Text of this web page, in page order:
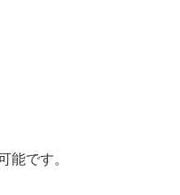
です。